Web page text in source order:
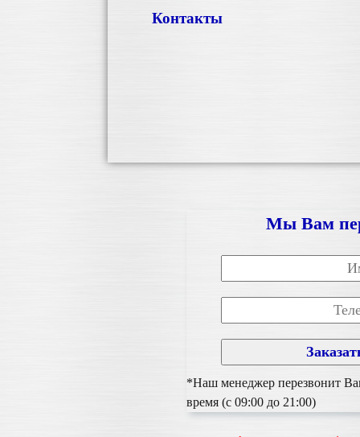
Контакты
Мы Вам
*Наш менеджер перезвонит
время (с 09:00 до 21:00)